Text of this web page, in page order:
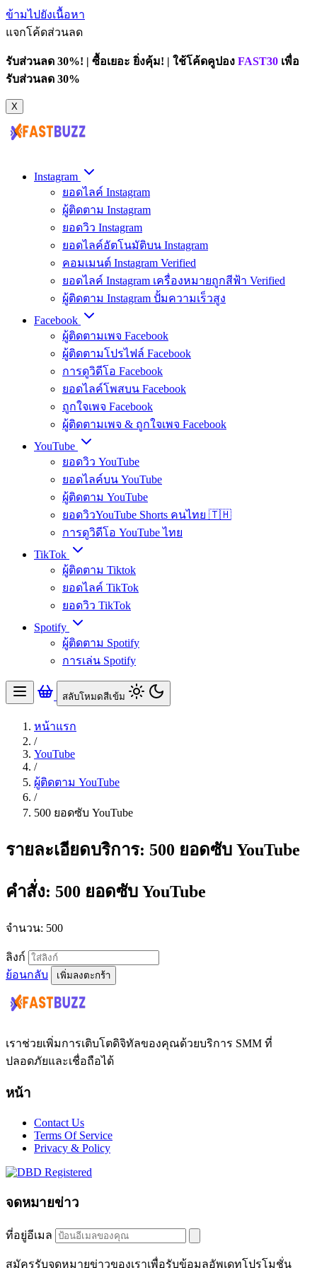
ข้ามไปยังเนื้อหา
แจกโค้ดส่วนลด
รับส่วนลด 30%! | ซื้อเยอะ ยิ่งคุ้ม! | ใช้โค้ดคูปอง FAST30 เพื่อ
รับส่วนลด 30%
X
Instagram
ยอดไลค์ Instagram
ผู้ติดตาม Instagram
ยอดวิว Instagram
ยอดไลค์อัตโนมัติบน Instagram
คอมเมนต์ Instagram Verified
ยอดไลค์ Instagram เครื่องหมายถูกสีฟ้า Verified
ผู้ติดตาม Instagram ปั้มความเร็วสูง
Facebook
ผู้ติดตามเพจ Facebook
ผู้ติดตามโปรไฟล์ Facebook
การดูวิดีโอ Facebook
ยอดไลค์โพสบน Facebook
ถูกใจเพจ Facebook
ผู้ติดตามเพจ & ถูกใจเพจ Facebook
YouTube
ยอดวิว YouTube
ยอดไลค์บน YouTube
ผู้ติดตาม YouTube
ยอดวิวYouTube Shorts คนไทย 🇹🇭
การดูวิดีโอ YouTube ไทย
TikTok
ผู้ติดตาม Tiktok
ยอดไลค์ TikTok
ยอดวิว TikTok
Spotify
ผู้ติดตาม Spotify
การเล่น Spotify
สลับโหมดสีเข้ม
หน้าแรก
/
YouTube
/
ผู้ติดตาม YouTube
/
500 ยอดซับ YouTube
รายละเอียดบริการ: 500 ยอดซับ YouTube
คำสั่ง: 500 ยอดซับ YouTube
จำนวน: 500
ลิงก์
ย้อนกลับ
เพิ่มลงตะกร้า
เราช่วยเพิ่มการเติบโตดิจิทัลของคุณด้วยบริการ SMM ที่
ปลอดภัยและเชื่อถือได้
หน้า
Contact Us
Terms Of Service
Privacy & Policy
จดหมายข่าว
ที่อยู่อีเมล
สมัครรับจดหมายข่าวของเราเพื่อรับข้อมูลอัพเดทโปรโมชั่น